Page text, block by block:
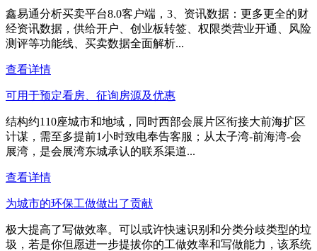
鑫易通分析买卖平台8.0客户端，3、资讯数据：更多更全的财
经资讯数据，供给开户、创业板转签、权限类营业开通、风险
测评等功能线、买卖数据全面解析...
查看详情
可用于预定看房、征询房源及优惠
结构约110座城市和地域，同时西部会展片区衔接大前海扩区
计谋，需至多提前1小时致电奉告客服；从太子湾-前海湾-会
展湾，是会展湾东城承认的联系渠道...
查看详情
为城市的环保工做做出了贡献
极大提高了写做效率。可以或许快速识别和分类分歧类型的垃
圾，若是你但愿进一步提拔你的工做效率和写做能力，该系统